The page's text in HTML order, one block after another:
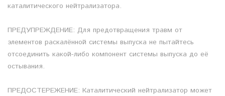
каталитического нейтрализатора.
ПРЕДУПРЕЖДЕНИЕ: Для предотвращения травм от
элементов раскалённой системы выпуска не пытайтесь
отсоединить какой-либо компонент системы выпуска до её
остывания.
ПРЕДОСТЕРЕЖЕНИЕ: Каталитический нейтрализатор может